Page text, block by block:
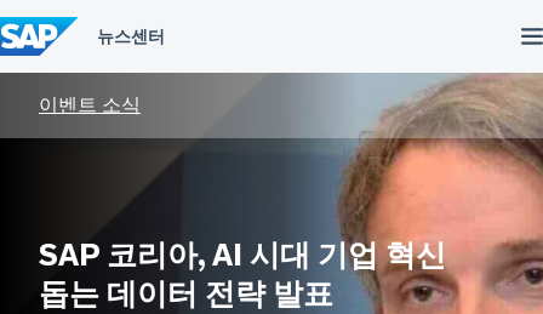
텐
츠
건
이벤트 소식
SAP 코리아, AI 시대 기업 혁신
돕는 데이터 전략 발표